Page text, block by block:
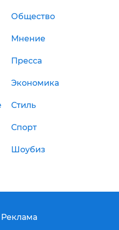
Общество
Мнение
Пресса
Экономика
Стиль
Спорт
Шоубиз
Реклама